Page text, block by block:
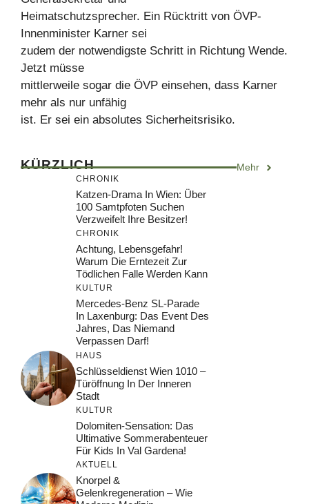
Heimatschutzsprecher. Ein Rücktritt von ÖVP-
Innenminister Karner sei
zudem der notwendigste Schritt in Richtung Wende.
Jetzt müsse
mittlerweile sogar die ÖVP einsehen, dass Karner
mehr als nur unfähig
ist. Er sei ein absolutes Sicherheitsrisiko.
KÜRZLICH Mehr
CHRONIK
Katzen-Drama In Wien: Über
100 Samtpfoten Suchen
Verzweifelt Ihre Besitzer!
CHRONIK
Achtung, Lebensgefahr!
Warum Die Erntezeit Zur
Tödlichen Falle Werden Kann
KULTUR
Mercedes-Benz SL-Parade
In Laxenburg: Das Event Des
Jahres, Das Niemand
Verpassen Darf!
HAUS
Schlüsseldienst Wien 1010 –
Türöffnung In Der Inneren
Stadt
KULTUR
Dolomiten-Sensation: Das
Ultimative Sommerabenteuer
Für Kids In Val Gardena!
AKTUELL
Knorpel &
Gelenkregeneration – Wie